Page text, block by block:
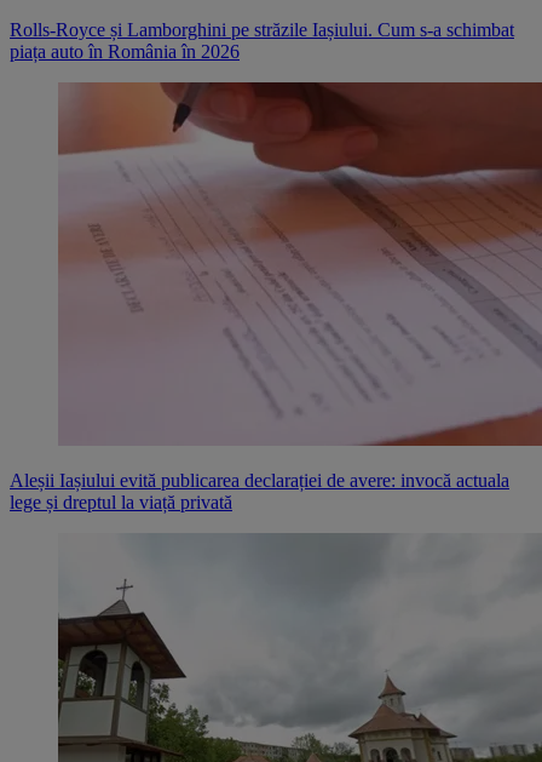
Rolls-Royce și Lamborghini pe străzile Iașiului. Cum s-a schimbat
piața auto în România în 2026
Aleșii Iașiului evită publicarea declarației de avere: invocă actuala
lege și dreptul la viață privată